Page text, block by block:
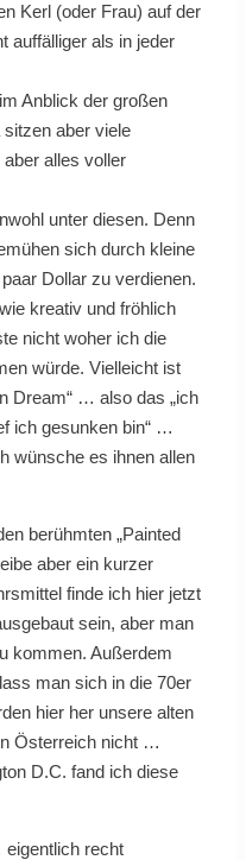
Kerl (oder Frau) auf der
auffälliger als in jeder
Anblick der großen
aber viele
aber alles voller
unter diesen. Denn
sich durch kleine
Dollar zu verdienen.
kreativ und fröhlich
nicht woher ich die
würde. Vielleicht ist
Dream“ … also das „ich
ich gesunken bin“ …
wünsche es ihnen allen
berühmten „Painted
aber ein kurzer
finde ich hier jetzt
sein, aber man
kommen. Außerdem
man sich in die 70er
hier her unsere alten
Österreich nicht …
D.C. fand ich diese
recht